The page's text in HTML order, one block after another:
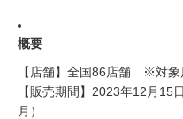
概要
【店舗】全国86店舗 ※対象
【販売期間】2023年12月15
月）